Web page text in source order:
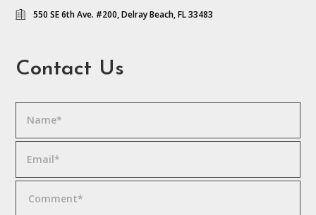
550 SE 6th Ave. #200, Delray Beach, FL 33483
Contact Us